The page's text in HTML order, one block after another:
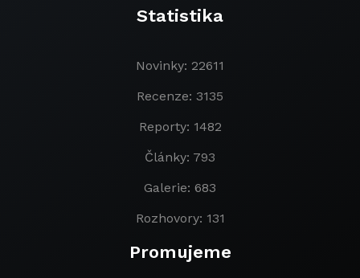
Statistika
Novinky: 22611
Recenze: 3135
Reporty: 1482
Články: 793
Galerie: 683
Rozhovory: 131
Promujeme